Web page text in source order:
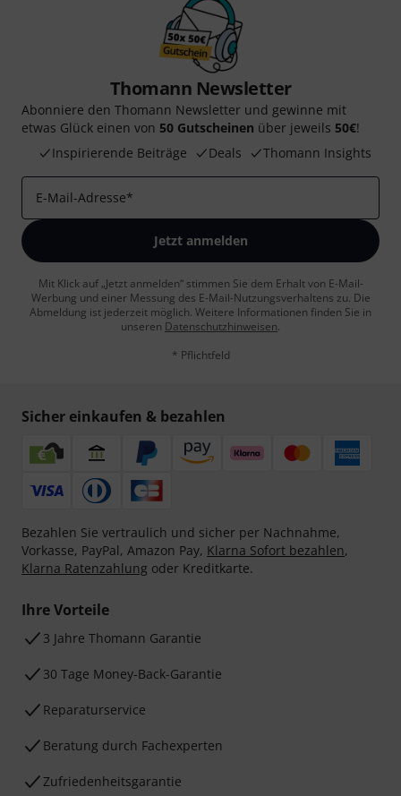
Thomann Newsletter
Abonniere den Thomann Newsletter und gewinne mit
etwas Glück einen von 50 Gutscheinen über jeweils 50€!
Inspirierende Beiträge
Deals Thomann Insights
E-Mail-Adresse*
Jetzt anmelden
Mit Klick auf „Jetzt anmelden“ stimmen Sie dem Erhalt von E-Mail-
Werbung und einer Messung des E-Mail-Nutzungsverhaltens zu. Die
Abmeldung ist jederzeit möglich. Weitere Informationen finden Sie in
unseren Datenschutzhinweisen.
* Pflichtfeld
Sicher einkaufen & bezahlen
Bezahlen Sie vertraulich und sicher per Nachnahme,
Vorkasse, PayPal, Amazon Pay, Klarna Sofort bezahlen,
Klarna Ratenzahlung oder Kreditkarte.
Ihre Vorteile
3 Jahre Thomann Garantie
30 Tage Money-Back-Garantie
Reparaturservice
Beratung durch Fachexperten
Zufriedenheitsgarantie